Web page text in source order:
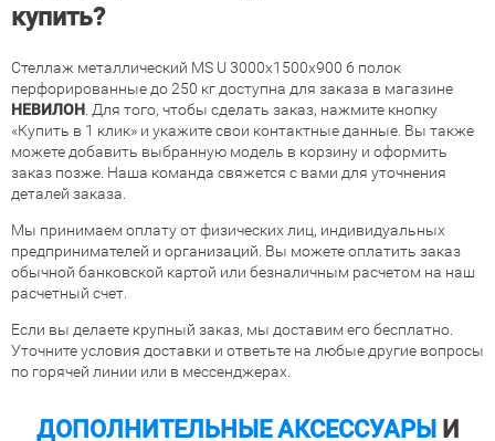
купить?
Стеллаж металлический MS U 3000х1500х900 6 полок
перфорированные до 250 кг доступна для заказа в магазине
НЕВИЛОН . Для того, чтобы сделать заказ, нажмите кнопку
«Купить в 1 клик» и укажите свои контактные данные. Вы также
можете добавить выбранную модель в корзину и оформить
заказ позже. Наша команда свяжется с вами для уточнения
деталей заказа.
Мы принимаем оплату от физических лиц, индивидуальных
предпринимателей и организаций. Вы можете оплатить заказ
обычной банковской картой или безналичным расчетом на наш
расчетный счет.
Если вы делаете крупный заказ, мы доставим его бесплатно.
Уточните условия доставки и ответьте на любые другие вопросы
по горячей линии или в мессенджерах.
ДОПОЛНИТЕЛЬНЫЕ АКСЕССУАРЫ И